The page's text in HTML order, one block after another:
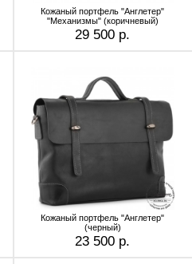
Кожаный портфель "Англетер"
"Механизмы" (коричневый)
29 500 р.
Кожаный портфель "Англетер"
(черный)
23 500 р.